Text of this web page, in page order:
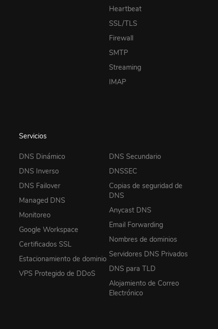
Heartbeat
SSL/TLS
Firewall
SMTP
Streaming
IMAP
Servicios
DNS Dinámico
DNS Inverso
DNS Failover
Managed DNS
Monitoreo
Google Workspace
Certificados SSL
Estacionamiento de dominio
VPS Protegido de DDoS
DNS Secundario
DNSSEC
Copias de seguridad de
DNS
Anycast DNS
Email Forwarding
Nombres de dominios
Servidores DNS Privados
DNS para TLD
Alojamiento de Correo
Electrónico